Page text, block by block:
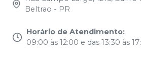
Beltrao - PR
Horário de Atendimento:
09:00 às 12:00 e das 13:30 às